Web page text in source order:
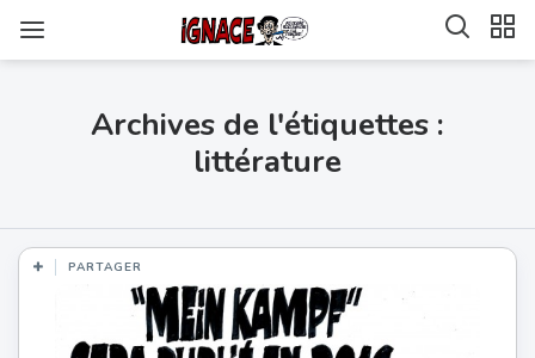
Archives de l'étiquettes :
littérature
PARTAGER